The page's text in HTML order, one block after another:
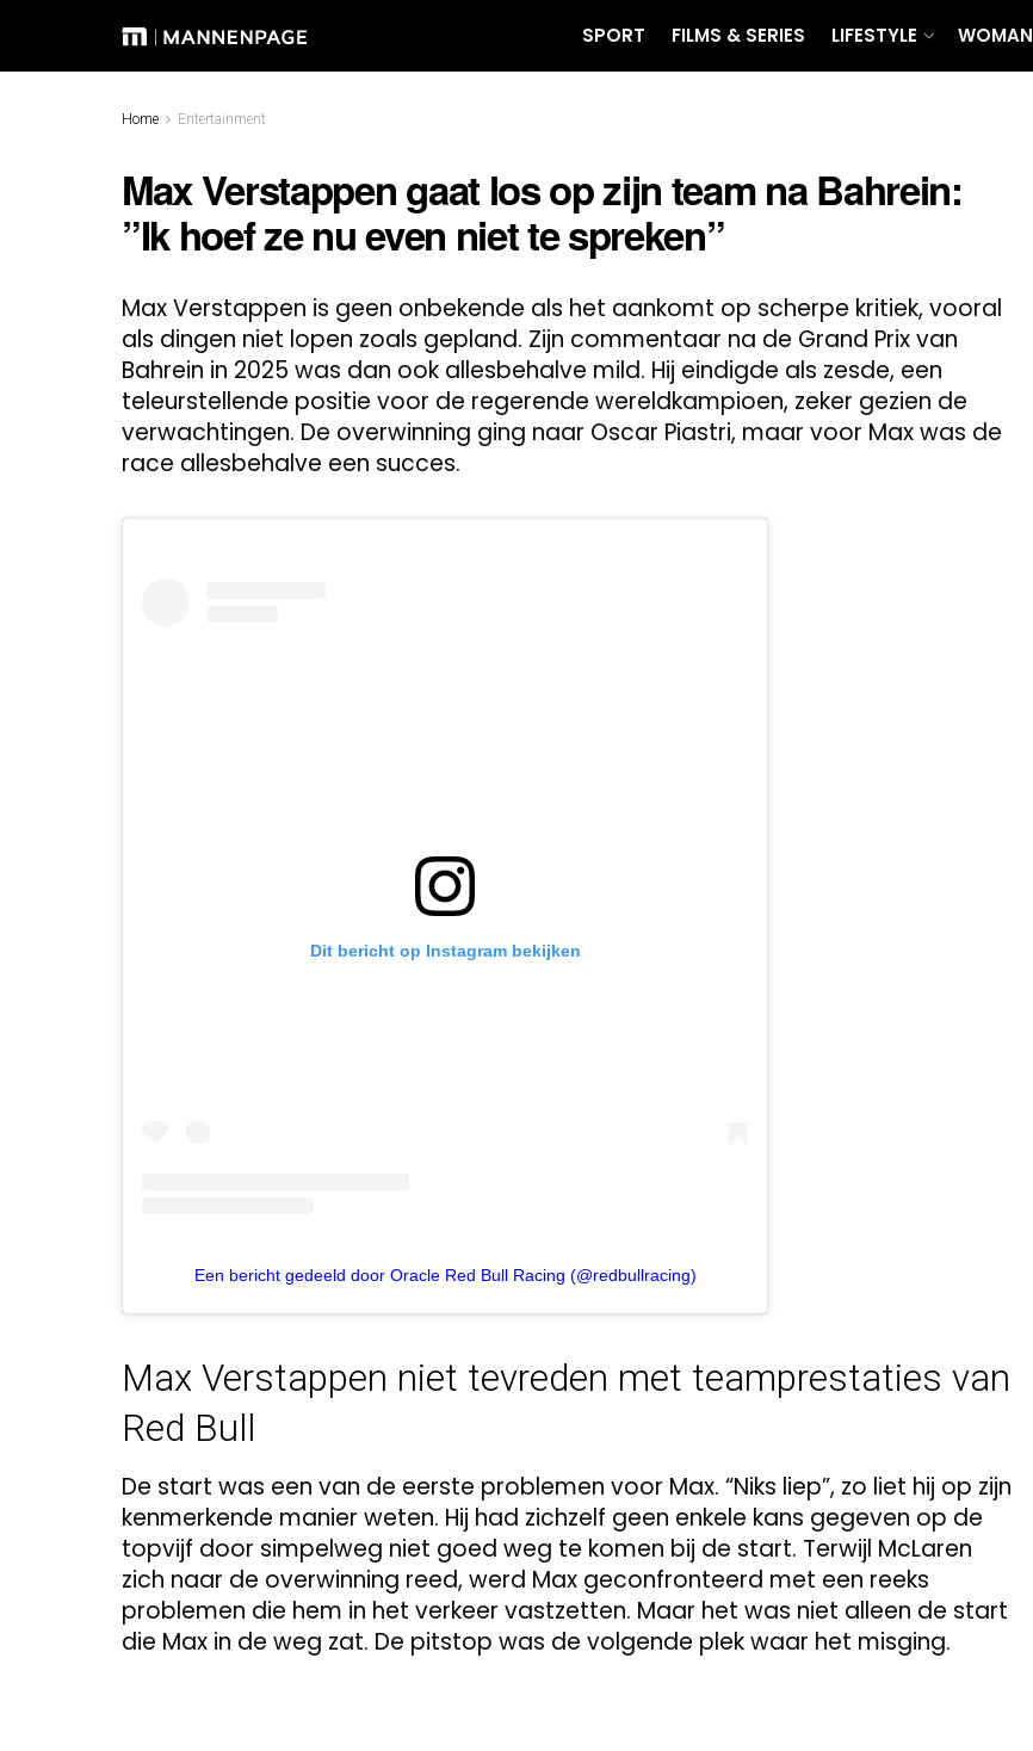
SPORT FILMS & SERIES LIFESTYLE WOMAN
Home Entertainment
Max Verstappen gaat los op zijn team na Bahrein:
”Ik hoef ze nu even niet te spreken”
Max Verstappen is geen onbekende als het aankomt op scherpe kritiek, vooral
als dingen niet lopen zoals gepland. Zijn commentaar na de Grand Prix van
Bahrein in 2025 was dan ook allesbehalve mild. Hij eindigde als zesde, een
teleurstellende positie voor de regerende wereldkampioen, zeker gezien de
verwachtingen. De overwinning ging naar Oscar Piastri, maar voor Max was de
race allesbehalve een succes.
Dit bericht op Instagram bekijken
Een bericht gedeeld door Oracle Red Bull Racing (@redbullracing)
Max Verstappen niet tevreden met teamprestaties van
Red Bull
De start was een van de eerste problemen voor Max. “Niks liep”, zo liet hij op zijn
kenmerkende manier weten. Hij had zichzelf geen enkele kans gegeven op de
topvijf door simpelweg niet goed weg te komen bij de start. Terwijl McLaren
zich naar de overwinning reed, werd Max geconfronteerd met een reeks
problemen die hem in het verkeer vastzetten. Maar het was niet alleen de start
die Max in de weg zat. De pitstop was de volgende plek waar het misging.